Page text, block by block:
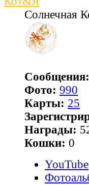
Солнечная
Сообщения:
Фото: 990
Карты: 25
Награды:
Кошки: 0
YouTube